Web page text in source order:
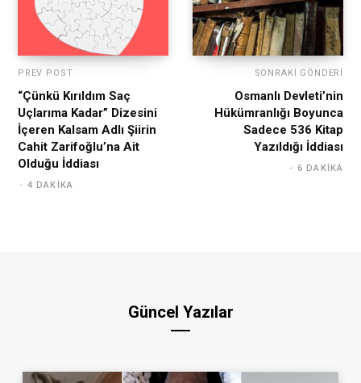
PREV POST
“Çünkü Kırıldım Saç
Uçlarıma Kadar” Dizesini
İçeren Kalsam Adlı Şiirin
Cahit Zarifoğlu’na Ait
Olduğu İddiası
4 DAKIKA
SONRAKI GÖNDERI
Osmanlı Devleti’nin
Hükümranlığı Boyunca
Sadece 536 Kitap
Yazıldığı İddiası
6 DAKIKA
Güncel Yazılar